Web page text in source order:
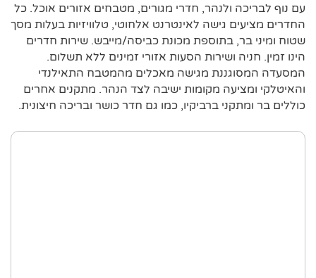
עם נוף לבריכה ולנהר, חדרי מגורים, מטבחים אזורים אוכל. כל
החדרים מציעים גישה לאינטרנט אלחוטי, טלוויזיות בעלות מסך
שטוח ומיני בר, בתוספת מכונת כביסה/מייבש. שירות חדרים
הינו זמין. חניה ושירות הסעות אזורי זמינים ללא תשלום.
המסעדה המסוגננת מגישה מאכלים מהמטבח התאילנדי
והאיטלקי ומציעה מקומות ישיבה לצד הנהר. מתקנים אחרים
כוללים בר ומתקני ברביקיו, כמו גם חדר כושר ובריכה חיצונית.